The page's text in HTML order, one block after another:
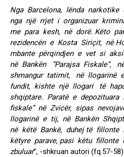
Nga Barcelona, lënda narkotike
nga një rrjet i organizuar
me para kesh, në dorë. Këto
rezidencën e Kosta Siriçit, në
mbante përqindjen e vet si
në Bankën “Parajsa Fiskale”,
shmangur tatimit, në llogarinë
fundit, kishte një llogari të
shqiptare. Paratë e depozituara
fiskale” në Zvicër, sipas
llogarinë e tij, në Bankën
në këtë Bankë, duhej të
këtyre parave, pasi këtu fillonte
zbuluar”, -shkruan autori (fq.57-58).